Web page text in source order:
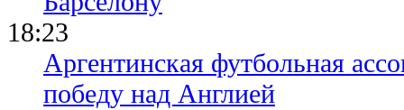
18:23
Аргентинская футбольная
победу над Англией